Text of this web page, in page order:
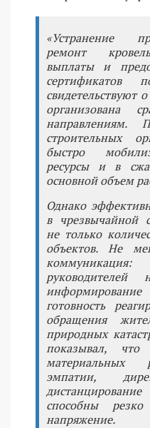
«Устранение
ремонт
выплаты и
сертификатов
свидетельствуют
организована
направлениям.
строительных
быстро
ресурсы и в
основной объем
Однако
в чрезвычайной
не только
объектов. Не
готовность
обращения
природных
показывал,
материальных
эмпатии,
способны резко
напряжение.